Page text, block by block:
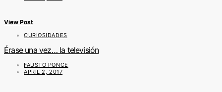
View Post
CURIOSIDADES
Érase una vez… la televisión
FAUSTO PONCE
APRIL 2, 2017